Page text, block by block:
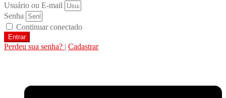
Usuário ou E-mail
Senha
Continuar conectado
Entrar
Perdeu sua senha? | Cadastrar